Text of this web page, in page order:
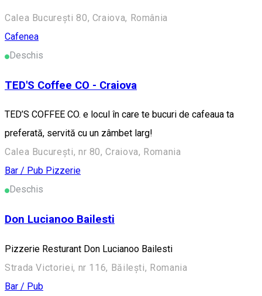
Calea București 80, Craiova, România
Cafenea
Deschis
TED'S Coffee CO - Craiova
TED’S COFFEE CO. e locul în care te bucuri de cafeaua ta
preferată, servită cu un zâmbet larg!
Calea București, nr 80, Craiova, Romania
Bar / Pub Pizzerie
Deschis
Don Lucianoo Bailesti
Pizzerie Resturant Don Lucianoo Bailesti
Strada Victoriei, nr 116, Băilești, Romania
Bar / Pub